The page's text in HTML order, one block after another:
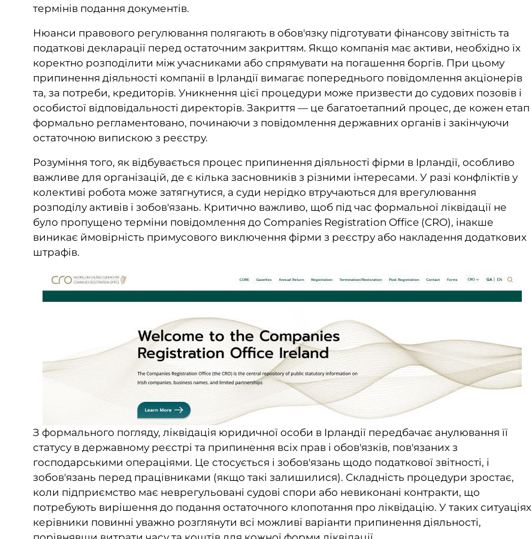
термінів подання документів.
Нюанси правового регулювання полягають в обов'язку підготувати фінансову звітність та
податкові декларації перед остаточним закриттям. Якщо компанія має активи, необхідно їх
коректно розподілити між учасниками або спрямувати на погашення боргів. При цьому
припинення діяльності компанії в Ірландії вимагає попереднього повідомлення акціонерів
та, за потреби, кредиторів. Уникнення цієї процедури може призвести до судових позовів і
особистої відповідальності директорів. Закриття — це багатоетапний процес, де кожен етап
формально регламентовано, починаючи з повідомлення державних органів і закінчуючи
остаточною випискою з реєстру.
Розуміння того, як відбувається процес припинення діяльності фірми в Ірландії, особливо
важливе для організацій, де є кілька засновників з різними інтересами. У разі конфліктів у
колективі робота може затягнутися, а суди нерідко втручаються для врегулювання
розподілу активів і зобов'язань. Критично важливо, щоб під час формальної ліквідації не
було пропущено терміни повідомлення до Companies Registration Office (CRO), інакше
виникає ймовірність примусового виключення фірми з реєстру або накладення додаткових
штрафів.
З формального погляду, ліквідація юридичної особи в Ірландії передбачає анулювання її
статусу в державному реєстрі та припинення всіх прав і обов'язків, пов'язаних з
господарськими операціями. Це стосується і зобов'язань щодо податкової звітності, і
зобов'язань перед працівниками (якщо такі залишилися). Складність процедури зростає,
коли підприємство має неврегульовані судові спори або невиконані контракти, що
потребують вирішення до подання остаточного клопотання про ліквідацію. У таких ситуаціях
керівники повинні уважно розглянути всі можливі варіанти припинення діяльності,